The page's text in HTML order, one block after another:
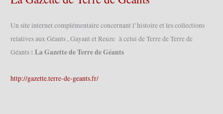
Un site internet complémentaire concernant l’histoire et les collections
relatives aux Géants , Gayant et Reuze à celui de Terre de Terre de
Géants : La Gazette de Terre de Géants
http://gazette.terre-de-geants.fr/